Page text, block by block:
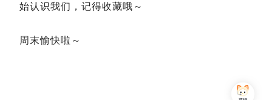
始认识我们，记得收藏哦～
周末愉快啦～